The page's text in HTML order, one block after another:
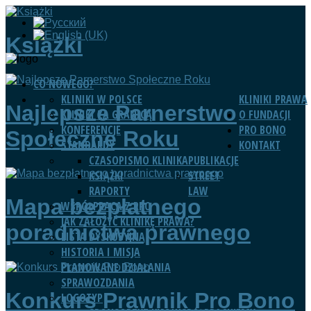
CO NOWEGO?
KLINIKI PRAWA
KLINIKI W POLSCE
KLINIKI ZA GRANICĄ
KONFERENCJE
STANDARDY
PUBLIKACJE
CZASOPISMO KLINIKA
KSIĄŻKI
RAPORTY
STREET
LAW
WSPÓŁPRACA Z RPO
JAK ZAŁOŻYĆ KLINIKĘ PRAWA?
LISTA DYSKUSYJNA
O FUNDACJI
HISTORIA I MISJA
PLANOWANE DZIAŁANIA
SPRAWOZDANIA
LOGOTYP
PRO BONO
KONTAKT
Książki
Najlepsze Parnerstwo
Społeczne Roku
Mapa bezpłatnego
poradnictwa prawnego
Konkurs Prawnik Pro Bono